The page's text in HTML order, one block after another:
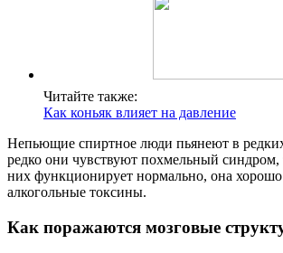
Читайте также:
Как коньяк влияет на давление
Непьющие спиртное люди пьянеют в
редко они чувствуют похмельный синдром,
них функционирует нормально, она хорошо
алкогольные токсины.
Как поражаются мозговые